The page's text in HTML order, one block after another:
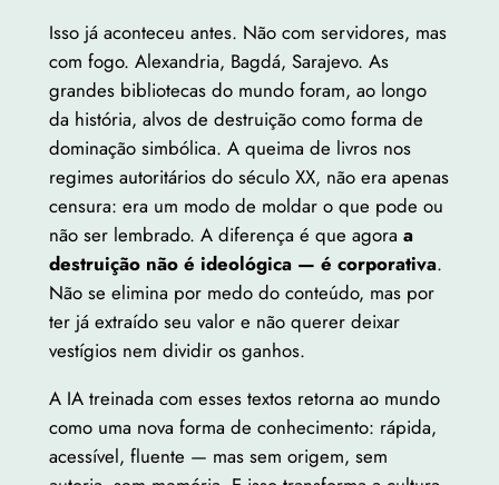
Isso já aconteceu antes. Não com servidores, mas
com fogo. Alexandria, Bagdá, Sarajevo. As
grandes bibliotecas do mundo foram, ao longo
da história, alvos de destruição como forma de
dominação simbólica. A queima de livros nos
regimes autoritários do século XX, não era apenas
censura: era um modo de moldar o que pode ou
não ser lembrado. A diferença é que agora a
destruição não é ideológica — é corporativa.
Não se elimina por medo do conteúdo, mas por
ter já extraído seu valor e não querer deixar
vestígios nem dividir os ganhos.
A IA treinada com esses textos retorna ao mundo
como uma nova forma de conhecimento: rápida,
acessível, fluente — mas sem origem, sem